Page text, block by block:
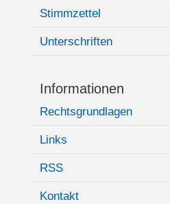
Stimmzettel
Unterschriften
Informationen
Rechtsgrundlagen
Links
RSS
Kontakt